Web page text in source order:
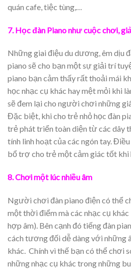
quán cafe, tiệc tùng,…
7. Học đàn Piano như cuộc chơi,
Những giai điệu du dương, êm dịu
piano sẽ cho bạn một sự giải trí
piano bạn cảm thấy rất thoải mái
học nhạc cụ khác hay mệt mỏi khi
sẽ đem lại cho người chơi những
Đặc biệt, khi cho trẻ nhỏ học đàn
trẻ phát triển toàn diện từ các dây
tính linh hoạt của các ngón tay.
bổ trợ cho trẻ một cảm giác tốt khi
8. Chơi một lúc nhiều âm
Người chơi đàn piano điện có thể
một thời điểm mà các nhạc cụ
hợp âm). Bên cạnh đó tiếng đàn
cách tương đối dễ dàng với những
khác. Chính vì thế bạn có thể chơi
những nhạc cụ khác trong những